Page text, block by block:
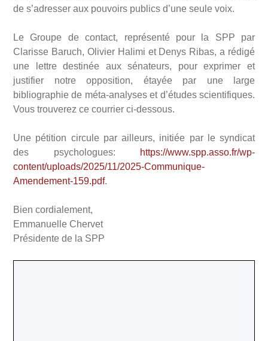
de s’adresser aux pouvoirs publics d’une seule voix.
Le Groupe de contact, représenté pour la SPP par
Clarisse Baruch, Olivier Halimi et Denys Ribas, a rédigé
une lettre destinée aux sénateurs, pour exprimer et
justifier notre opposition, étayée par une large
bibliographie de méta-analyses et d’études scientifiques.
Vous trouverez ce courrier ci-dessous.
Une pétition circule par ailleurs, initiée par le syndicat
des psychologues:
https://www.spp.asso.fr/wp-
content/uploads/2025/11/2025-Communique-
Amendement-159.pdf.
Bien cordialement,
Emmanuelle Chervet
Présidente de la SPP